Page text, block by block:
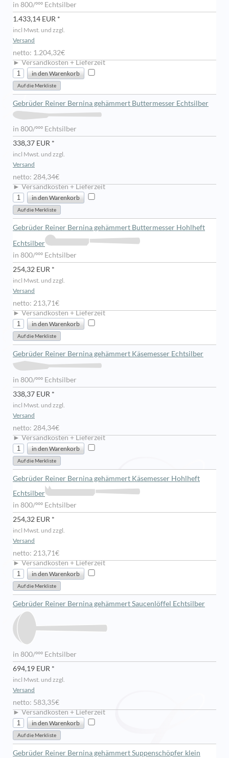
in 800/ººº Echtsilber
1.433,14 EUR *
incl Mwst. und zzgl.
Versand
netto: 1.204,32€
► Versandkosten + Lieferzeit
Gebrüder Reiner Bernina gehämmert Buttermesser Echtsilber
in 800/ººº Echtsilber
338,37 EUR *
incl Mwst. und zzgl.
Versand
netto: 284,34€
► Versandkosten + Lieferzeit
Gebrüder Reiner Bernina gehämmert Buttermesser Hohlheft
Echtsilber
in 800/ººº Echtsilber
254,32 EUR *
incl Mwst. und zzgl.
Versand
netto: 213,71€
► Versandkosten + Lieferzeit
Gebrüder Reiner Bernina gehämmert Käsemesser Echtsilber
in 800/ººº Echtsilber
338,37 EUR *
incl Mwst. und zzgl.
Versand
netto: 284,34€
► Versandkosten + Lieferzeit
Gebrüder Reiner Bernina gehämmert Käsemesser Hohlheft
Echtsilber
in 800/ººº Echtsilber
254,32 EUR *
incl Mwst. und zzgl.
Versand
netto: 213,71€
► Versandkosten + Lieferzeit
Gebrüder Reiner Bernina gehämmert Saucenlöffel Echtsilber
in 800/ººº Echtsilber
694,19 EUR *
incl Mwst. und zzgl.
Versand
netto: 583,35€
► Versandkosten + Lieferzeit
Gebrüder Reiner Bernina gehämmert Suppenschöpfer klein